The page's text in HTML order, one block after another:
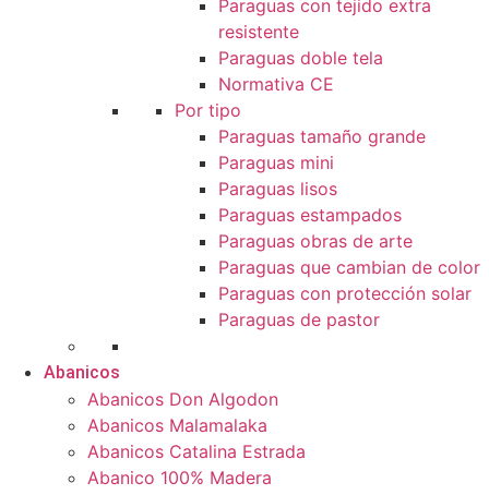
Paraguas con tejido extra
resistente
Paraguas doble tela
Normativa CE
Por tipo
Paraguas tamaño grande
Paraguas mini
Paraguas lisos
Paraguas estampados
Paraguas obras de arte
Paraguas que cambian de color
Paraguas con protección solar
Paraguas de pastor
Abanicos
Abanicos Don Algodon
Abanicos Malamalaka
Abanicos Catalina Estrada
Abanico 100% Madera